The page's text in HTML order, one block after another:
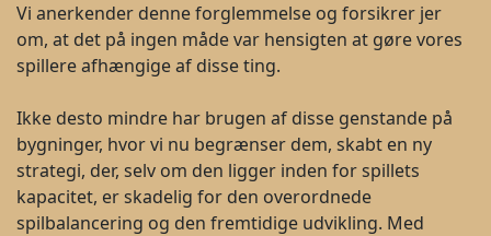
Vi anerkender denne forglemmelse og forsikrer jer
om, at det på ingen måde var hensigten at gøre vores
spillere afhængige af disse ting.
Ikke desto mindre har brugen af disse genstande på
bygninger, hvor vi nu begrænser dem, skabt en ny
strategi, der, selv om den ligger inden for spillets
kapacitet, er skadelig for den overordnede
spilbalancering og den fremtidige udvikling. Med